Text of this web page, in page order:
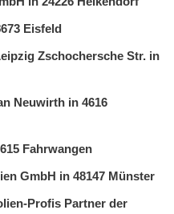
Eisfeld
Zschochersche Str. in
Neuwirth in 4616
Fahrwangen
GmbH in 48147 Münster
Profis Partner der